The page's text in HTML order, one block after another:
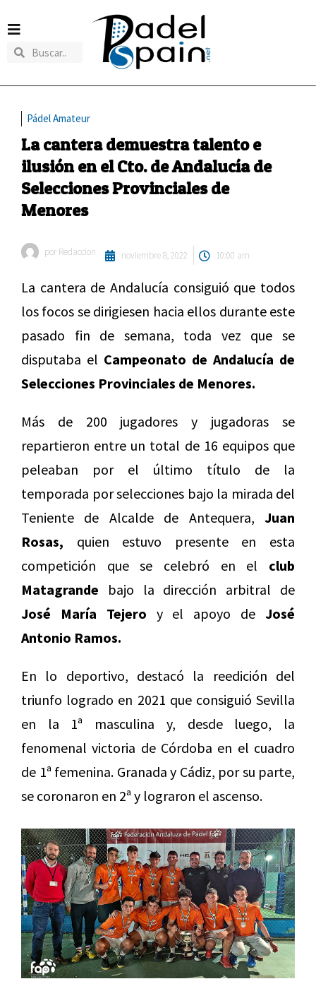
Pádel Amateur
La cantera demuestra talento e
ilusión en el Cto. de Andalucía de
Selecciones Provinciales de
Menores
por Redaccion noviembre 8, 2022 10:00 am
La cantera de Andalucía consiguió que todos
los focos se dirigiesen hacia ellos durante este
pasado fin de semana, toda vez que se
disputaba el Campeonato de Andalucía de
Selecciones Provinciales de Menores.
Más de 200 jugadores y jugadoras se
repartieron entre un total de 16 equipos que
peleaban por el último título de la
temporada por selecciones bajo la mirada del
Teniente de Alcalde de Antequera, Juan
Rosas, quien estuvo presente en esta
competición que se celebró en el club
Matagrande bajo la dirección arbitral de
José María Tejero y el apoyo deJosé
Antonio Ramos.
En lo deportivo, destacó la reedición del
triunfo logrado en 2021 que consiguió Sevilla
en la 1ª masculina y, desde luego, la
fenomenal victoria de Córdoba en el cuadro
de 1ª femenina. Granada y Cádiz, por su parte,
se coronaron en 2ª y lograron el ascenso.